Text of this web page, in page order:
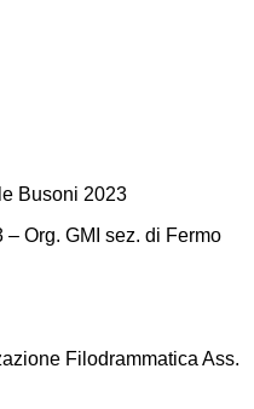
Busoni 2023
– Org. GMI sez. di Fermo
Filodrammatica Ass.